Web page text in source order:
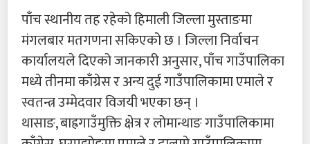
पाँच स्थानीय तह रहेको हिमाली जिल्ला मुस्ताङमा
मंगलबार मतगणना सकिएको छ । जिल्ला निर्वाचन
कार्यालयले दिएको जानकारी अनुसार, पाँच गाउँपालिका
मध्ये तीनमा काँग्रेस र अन्य दुई गाउँपालिकामा एमाले र
स्वतन्त्र उम्मेदवार विजयी भएका छन् ।
थासाङ, बाह्रगाउँमुक्ति क्षेत्र र लोमान्थाङ गाउँपालिकामा